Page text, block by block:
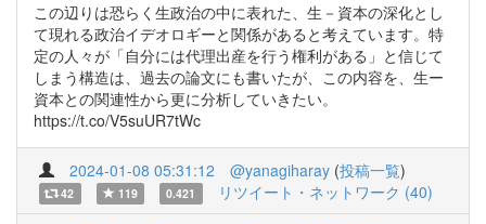
この辺りは恐らく生政治の中に表れた、生－資本の深化とし
て現れる政治イデオロギーと関係があると考えています。特
定の人々が「自分には代理出産を行う権利がある」と信じて
しまう構造は、過去の論文にも書いたが、この内容を、生ー
資本との関連性から更に分析していきたい。
https://t.co/V5suUR7tWc
2024-01-08 05:31:12 @yanagiharay (投稿一覧)
42 119 0.421 リツイート・ネットワーク (40)